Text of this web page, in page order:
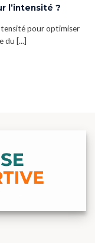
l’intensité ?
pour optimiser
du [...]